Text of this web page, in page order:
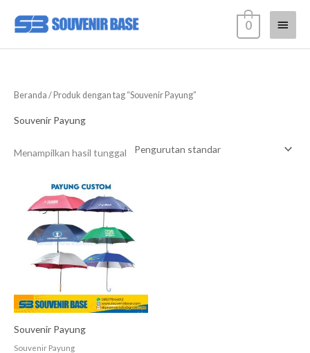
Menu
0
Beranda / Produk dengan tag “Souvenir Payung”
Souvenir Payung
Menampilkan hasil tunggal
Souvenir Payung
Souvenir Payung